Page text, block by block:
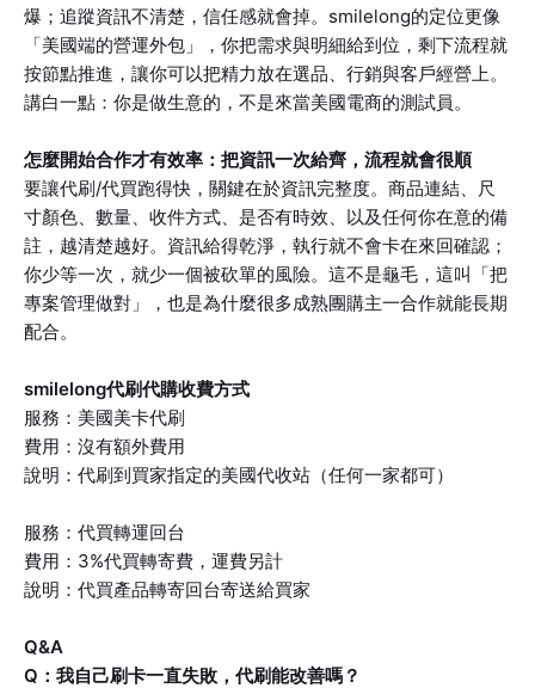
爆；追蹤資訊不清楚，信任感就會掉。smilelong的定位更像
「美國端的營運外包」，你把需求與明細給到位，剩下流程就
按節點推進，讓你可以把精力放在選品、行銷與客戶經營上。
講白一點：你是做生意的，不是來當美國電商的測試員。
怎麼開始合作才有效率：把資訊一次給齊，流程就會很順
要讓代刷/代買跑得快，關鍵在於資訊完整度。商品連結、尺
寸顏色、數量、收件方式、是否有時效、以及任何你在意的備
註，越清楚越好。資訊給得乾淨，執行就不會卡在來回確認；
你少等一次，就少一個被砍單的風險。這不是龜毛，這叫「把
專案管理做對」，也是為什麼很多成熟團購主一合作就能長期
配合。
smilelong代刷代購收費方式
服務：美國美卡代刷
費用：沒有額外費用
說明：代刷到買家指定的美國代收站（任何一家都可）
服務：代買轉運回台
費用：3%代買轉寄費，運費另計
說明：代買產品轉寄回台寄送給買家
Q&A
Q：我自己刷卡一直失敗，代刷能改善嗎？